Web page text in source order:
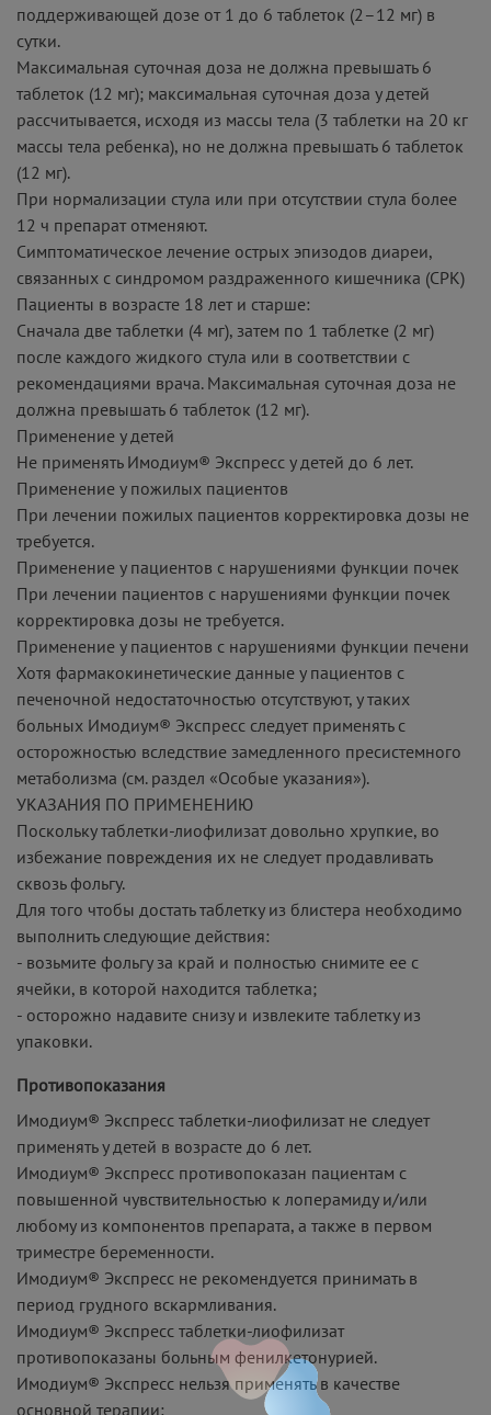
поддерживающей дозе от 1 до 6 таблеток (2–12 мг) в
сутки.
Максимальная суточная доза не должна превышать 6
таблеток (12 мг); максимальная суточная доза у детей
рассчитывается, исходя из массы тела (3 таблетки на 20 кг
массы тела ребенка), но не должна превышать 6 таблеток
(12 мг).
При нормализации стула или при отсутствии стула более
12 ч препарат отменяют.
Симптоматическое лечение острых эпизодов диареи,
связанных с синдромом раздраженного кишечника (СРК)
Пациенты в возрасте 18 лет и старше:
Сначала две таблетки (4 мг), затем по 1 таблетке (2 мг)
после каждого жидкого стула или в соответствии с
рекомендациями врача. Максимальная суточная доза не
должна превышать 6 таблеток (12 мг).
Применение у детей
Не применять Имодиум® Экспресс у детей до 6 лет.
Применение у пожилых пациентов
При лечении пожилых пациентов корректировка дозы не
требуется.
Применение у пациентов с нарушениями функции почек
При лечении пациентов с нарушениями функции почек
корректировка дозы не требуется.
Применение у пациентов с нарушениями функции печени
Хотя фармакокинетические данные у пациентов с
печеночной недостаточностью отсутствуют, у таких
больных Имодиум® Экспресс следует применять с
осторожностью вследствие замедленного пресистемного
метаболизма (см. раздел «Особые указания»).
УКАЗАНИЯ ПО ПРИМЕНЕНИЮ
Поскольку таблетки-лиофилизат довольно хрупкие, во
избежание повреждения их не следует продавливать
сквозь фольгу.
Для того чтобы достать таблетку из блистера необходимо
выполнить следующие действия:
- возьмите фольгу за край и полностью снимите ее с
ячейки, в которой находится таблетка;
- осторожно надавите снизу и извлеките таблетку из
упаковки.
Противопоказания
Имодиум® Экспресс таблетки-лиофилизат не следует
применять у детей в возрасте до 6 лет.
Имодиум® Экспресс противопоказан пациентам с
повышенной чувствительностью к лоперамиду и/или
любому из компонентов препарата, а также в первом
триместре беременности.
Имодиум® Экспресс не рекомендуется принимать в
период грудного вскармливания.
Имодиум® Экспресс таблетки-лиофилизат
противопоказаны больным фенилкетонурией.
Имодиум® Экспресс нельзя применять в качестве
основной терапии: